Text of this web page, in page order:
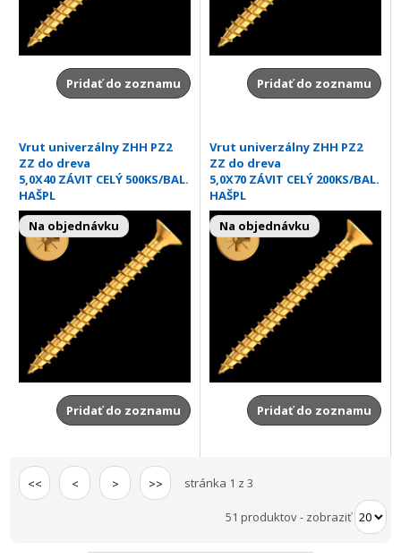
Pridať do zoznamu Pridať do zoznamu
Vrut univerzálny ZHH PZ2
ZZ do dreva
5,0X40 ZÁVIT CELÝ 500KS/BAL.
HAŠPL
Na objednávku
Pridať do zoznamu
Vrut univerzálny ZHH PZ2
ZZ do dreva
5,0X70 ZÁVIT CELÝ 200KS/BAL.
HAŠPL
Na objednávku
Pridať do zoznamu
<< < > >> stránka 1 z 3
51 produktov- zobraziť